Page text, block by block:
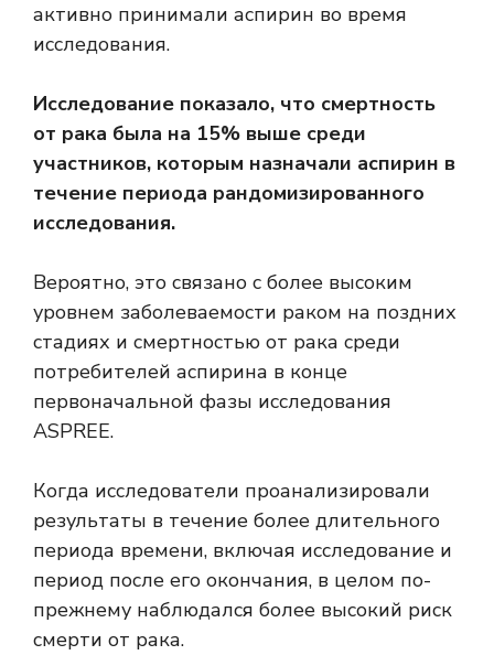
активно принимали аспирин во время
исследования.
Исследование показало, что смертность
от рака была на 15% выше среди
участников, которым назначали аспирин в
течение периода рандомизированного
исследования.
Вероятно, это связано с более высоким
уровнем заболеваемости раком на поздних
стадиях и смертностью от рака среди
потребителей аспирина в конце
первоначальной фазы исследования
ASPREE.
Когда исследователи проанализировали
результаты в течение более длительного
периода времени, включая исследование и
период после его окончания, в целом по-
прежнему наблюдался более высокий риск
смерти от рака.